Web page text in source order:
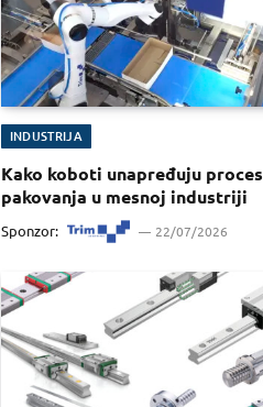
INDUSTRIJA
Kako koboti unapređuju proces
pakovanja u mesnoj industriji
Sponzor: 22/07/2026